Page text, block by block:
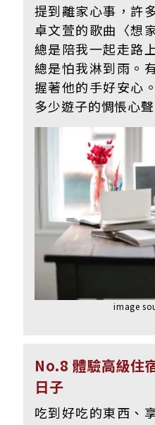
提到離家心事，許
卓文萱的歌曲〈想
總是陪我一起走路
總是怕我淋到雨。
握著他的手好安心
多少遊子的惆悵心聲
image
No.8 體驗高級住
日子
吃到好吃的東西、